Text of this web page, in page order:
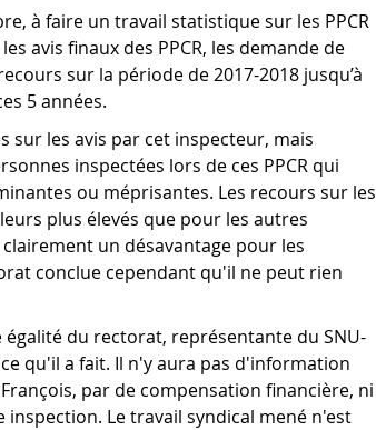
à faire un travail statistique sur les PPCR
avis finaux des PPCR, les demande de
sur la période de 2017-2018 jusqu’à
5 années.
sur les avis par cet inspecteur, mais
inspectées lors de ces PPCR qui
ou méprisantes. Les recours sur les
plus élevés que pour les autres
un désavantage pour les
conclue cependant qu'il ne peut rien
du rectorat, représentante du SNU-
qu'il a fait. Il n'y aura pas d'information
par de compensation financière, ni
Le travail syndical mené n'est